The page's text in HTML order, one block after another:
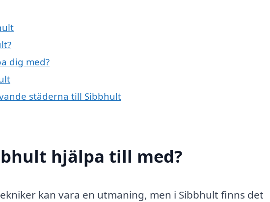
dig med?
städerna till Sibbhult
hjälpa till med?
kan vara en utmaning, men i Sibbhult finns det